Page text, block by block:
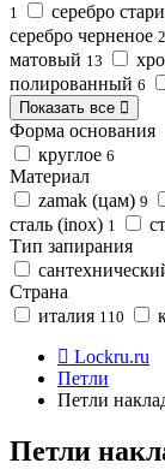
1 серебро
серебро черненое 2
матовый 13
полированный 6
Показать все
Форма основания
круглое 6
Материал
zamak (цам) 9
сталь (inox) 1
Тип запирания
Страна
италия 110
Lockru.ru
Петли
Петли
Петли